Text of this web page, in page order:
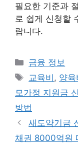
필요한 기준과
로 쉽게 신청할
랍니다.
카
테
리
금융 정보
태
그
교육비 , 양육
모가정 지원금
방법
새도약기금
채권 8000억원